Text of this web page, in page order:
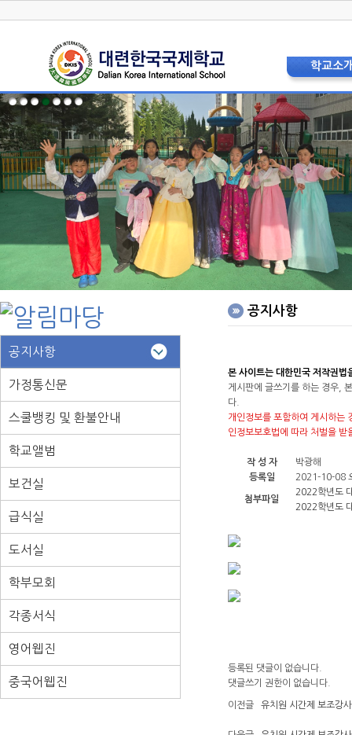
학교소
학교장 인
상징 및
교육비전
현황 및 연
교직원소
법인이사
학교운영위
학부모회
층별안내
오시는
홍보리플
학교사진
공지사항
가정통신문
스쿨뱅킹 및 환불안내
학교앨범
보건실
급식실
도서실
학부모회
각종서식
영어웹진
중국어웹진
공지사항
본 사이트는 대한민국 저작권법
게시판에 글쓰기를 하는 경우,
다.
개인정보를 포함하여 게시하는
인정보보호법에 따라 처벌을 받
작 성 자
박광해
등록일
2021-10-08
첨부파일
2022학년도
2022학년도
등록된 댓글이 없습니다.
댓글쓰기 권한이 없습니다.
이전글 유치원 시간제 보조강